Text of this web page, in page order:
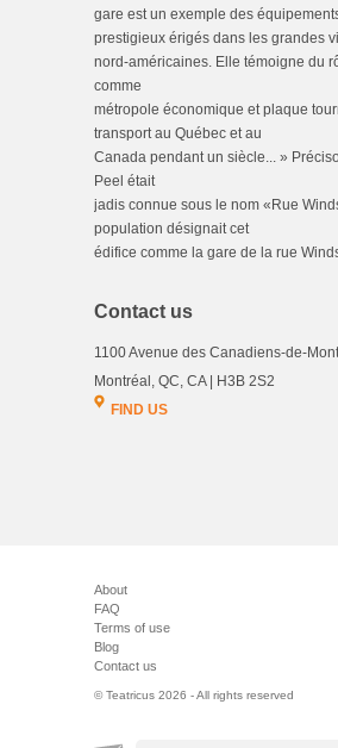
gare est un exemple des
prestigieux érigés dans les grandes
nord-américaines. Elle témoigne du
comme
métropole économique et plaque
transport au Québec et au
Canada pendant un siècle... »
Peel était
jadis connue sous le nom «Rue
population désignait cet
édifice comme la gare de la rue
Contact us
1100 Avenue des Canadiens-de-
Montréal, QC, CA | H3B 2S2
FIND US
About
FAQ
Terms of use
Blog
Contact us
© Teatricus 2026 - All rights reserved